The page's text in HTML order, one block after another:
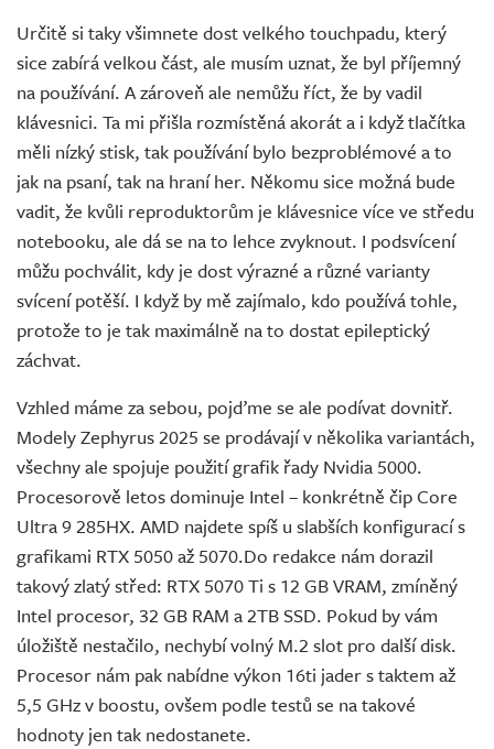
Určitě si taky všimnete dost velkého touchpadu, který
sice zabírá velkou část, ale musím uznat, že byl příjemný
na používání. A zároveň ale nemůžu říct, že by vadil
klávesnici. Ta mi přišla rozmístěná akorát a i když tlačítka
měli nízký stisk, tak používání bylo bezproblémové a to
jak na psaní, tak na hraní her. Někomu sice možná bude
vadit, že kvůli reproduktorům je klávesnice více ve středu
notebooku, ale dá se na to lehce zvyknout. I podsvícení
můžu pochválit, kdy je dost výrazné a různé varianty
svícení potěší. I když by mě zajímalo, kdo používá tohle,
protože to je tak maximálně na to dostat epileptický
záchvat.
Vzhled máme za sebou, pojďme se ale podívat dovnitř.
Modely Zephyrus 2025 se prodávají v několika variantách,
všechny ale spojuje použití grafik řady Nvidia 5000.
Procesorově letos dominuje Intel – konkrétně čip Core
Ultra 9 285HX. AMD najdete spíš u slabších konfigurací s
grafikami RTX 5050 až 5070.Do redakce nám dorazil
takový zlatý střed: RTX 5070 Ti s 12 GB VRAM, zmíněný
Intel procesor, 32 GB RAM a 2TB SSD. Pokud by vám
úložiště nestačilo, nechybí volný M.2 slot pro další disk.
Procesor nám pak nabídne výkon 16ti jader s taktem až
5,5 GHz v boostu, ovšem podle testů se na takové
hodnoty jen tak nedostanete.